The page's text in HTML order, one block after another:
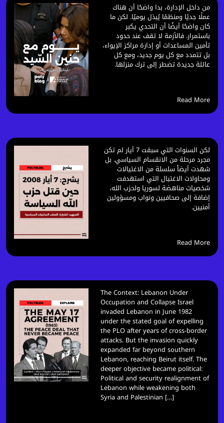
من داخل الإدارة، بدا واضحًا أن هناك
عملًا جديًا ومنظمًا يُبذل يوميًا. لكن ما
كان واضحًا أيضًا أن التحدي يكبر
باستمرار. فالأزمة لا تقف عند حدود
تأمين المساعدات أو إدارة مراكز الإيواء،
بل تتمدد مع كل يوم جديد، ومع كل
عائلة جديدة تضطر إلى ترك منزلها.
Read More
لكن السنوات التي سبقت 7 أيار لم تكن
مجرد مرحلة من الانقسام السياسي. بل
شهدت أيضاً سلسلة من الاغتيالات
ومحاولات الاغتيال التي استهدفت
شخصيات مناهضة لسوريا ولحزب الله،
إضافة إلى صحافيين ونواب ومسؤولين
أمنيين.
Read More
The Context: Lebanon Under
Occupation and Collapse Israel
invaded Lebanon in June 1982
under the stated goal of expelling
the PLO after years of cross-border
attacks. But the invasion quickly
expanded far beyond southern
Lebanon, reaching Beirut itself. The
deeper objective became political:
Political and security realignment of
Lebanon while weakening both
Syria and Palestinian […]